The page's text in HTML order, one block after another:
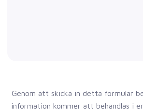
Genom att skicka in detta formulär
information kommer att behandlas i